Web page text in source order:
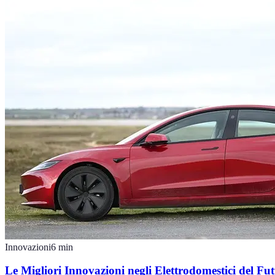
Innovazioni6 min
Le Migliori Innovazioni negli Elettrodomestici del